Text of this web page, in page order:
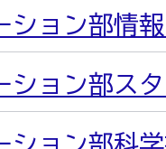
ション部情
ション部ス
ション部科